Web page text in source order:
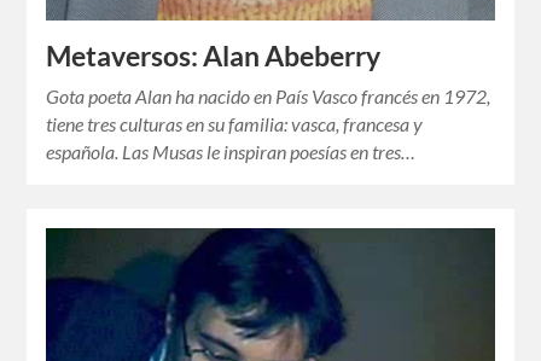
Metaversos: Alan Abeberry
Gota poeta Alan ha nacido en País Vasco francés en 1972,
tiene tres culturas en su familia: vasca, francesa y
española. Las Musas le inspiran poesías en tres…